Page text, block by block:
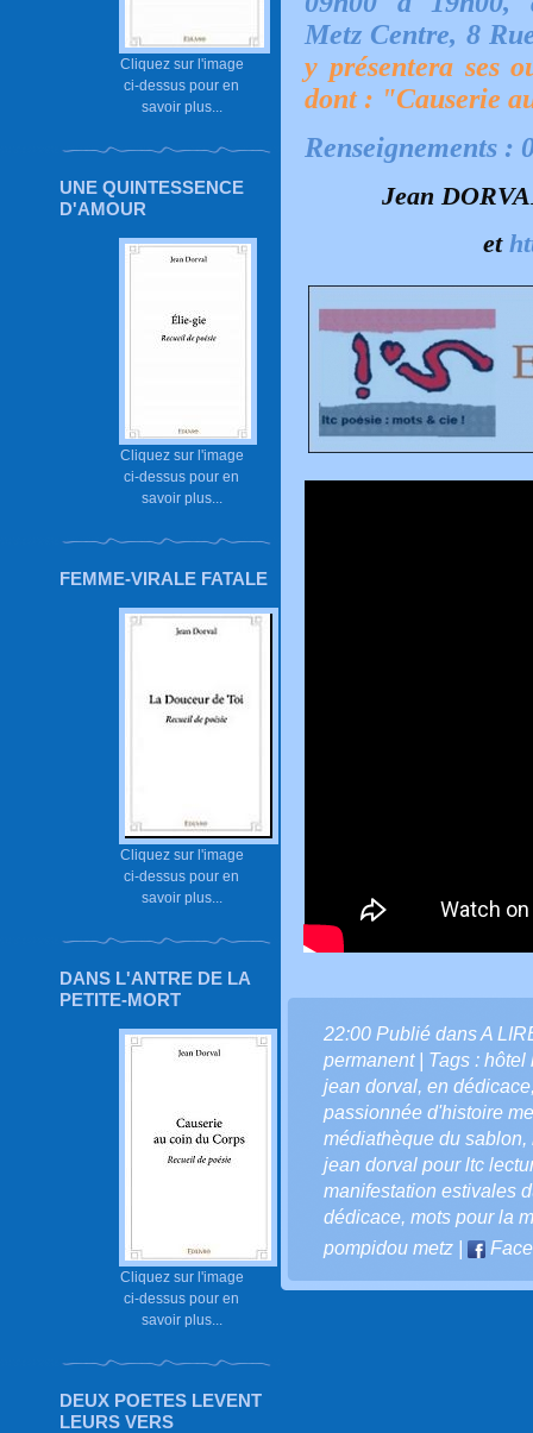
Cliquez sur l'image
ci-dessus pour en
savoir plus...
UNE QUINTESSENCE
D'AMOUR
Cliquez sur l'image
ci-dessus pour en
savoir plus...
FEMME-VIRALE FATALE
Cliquez sur l'image
ci-dessus pour en
savoir plus...
DANS L'ANTRE DE LA
PETITE-MORT
Cliquez sur l'image
ci-dessus pour en
savoir plus...
DEUX POETES LEVENT
LEURS VERS
Metz Centre, 8
y présentera ses
dont : "Causerie
Renseignements :
Jean
et
22:00 Publié dansA
permanent| Tags : hôtel
jean dorval, en dédicace
passionnée d'histoire
médiathèque du sablon,
jean dorval pour ltc
manifestation estivales
dédicace, mots pour la
pompidou metz